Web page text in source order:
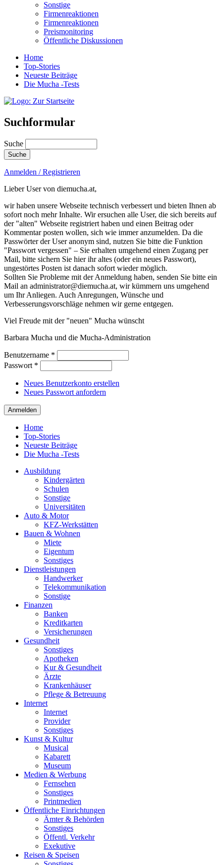
Sonstige
Firmenreaktionen
Firmenreaktionen
Preismonitoring
Öffentliche Diskussionen
Home
Top-Stories
Neueste Beiträge
Die Mucha -Tests
Suchformular
Suche
Anmelden / Registrieren
Lieber User von diemucha.at,
wir haben unsere Webseite technisch verbessert und bieten Ihnen ab
sofort noch mehr Inhalte. Wir ersuchen alle User, die sich bereits auf
der "alten" Webseite registriert haben und einen Beitrag oder
Kommentar posten wollen, sich wie immer anzumelden. Da die
Passwörter der User anonym sind, nutzen Sie bitte die Funktion
"Passwort vergessen" – Sie erhalten umgehend einen Zugang per
Mail, bitte sichern Sie hier ihr altes (oder ein neues Passwort),
ungestörtes Posten ist danach sofort wieder möglich.
Sollten Sie Probleme mit der Anmeldung haben, senden Sie bitte ein
Mail an administrator@diemucha.at, wir kümmern uns umgehend
um Ihr Anliegen. Auch Anregungen, Wünsche und
Verbesserungsvorschläge nehmen wir gerne entgegen.
Viel Freude mit der "neuen" Mucha wünscht
Barbara Mucha und die Mucha-Administration
Benutzername *
Passwort *
Neues Benutzerkonto erstellen
Neues Passwort anfordern
Home
Top-Stories
Neueste Beiträge
Die Mucha -Tests
Ausbildung
Kindergärten
Schulen
Sonstige
Universitäten
Auto & Motor
KFZ-Werkstätten
Bauen & Wohnen
Miete
Eigentum
Sonstiges
Dienstleistungen
Handwerker
Telekommunikation
Sonstige
Finanzen
Banken
Kreditkarten
Versicherungen
Gesundheit
Sonstiges
Apotheken
Kur & Gesundheit
Ärzte
Krankenhäuser
Pflege & Betreuung
Internet
Internet
Provider
Sonstiges
Kunst & Kultur
Musical
Kabarett
Museum
Medien & Werbung
Fernsehen
Sonstiges
Printmedien
Öffentliche Einrichtungen
Ämter & Behörden
Sonstiges
Öffentl. Verkehr
Exekutive
Reisen & Speisen